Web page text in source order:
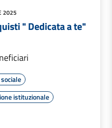
2025
" Dedicata a te"
istituzionale